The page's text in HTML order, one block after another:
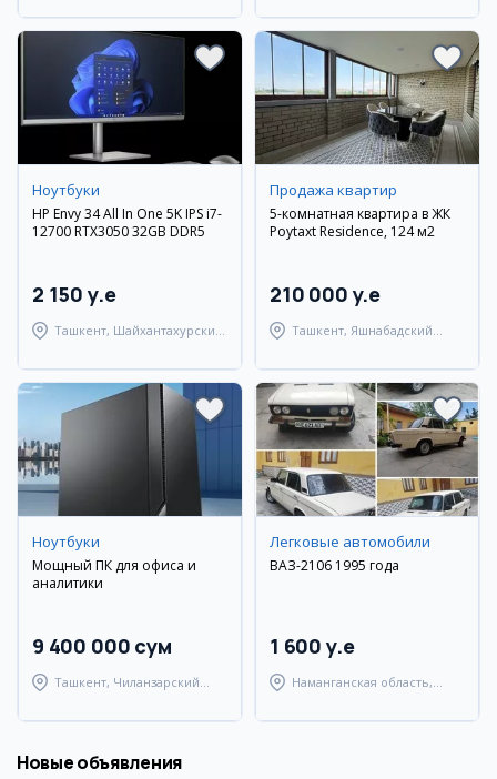
Ноутбуки
HP Envy 34 All In One 5K IPS i7-
12700 RTX3050 32GB DDR5
2 150 y.e
Ташкент, Шайхантахурский
Продажа квартир
5-комнатная квартира в ЖК
Poytaxt Residence, 124 м2
210 000 y.e
Ташкент, Яшнабадский
Ноутбуки
Мощный ПК для офиса и
аналитики
9 400 000 сум
Ташкент, Чиланзарский
Легковые автомобили
ВАЗ-2106 1995 года
1 600 y.e
Наманганская область,
Новые объявления